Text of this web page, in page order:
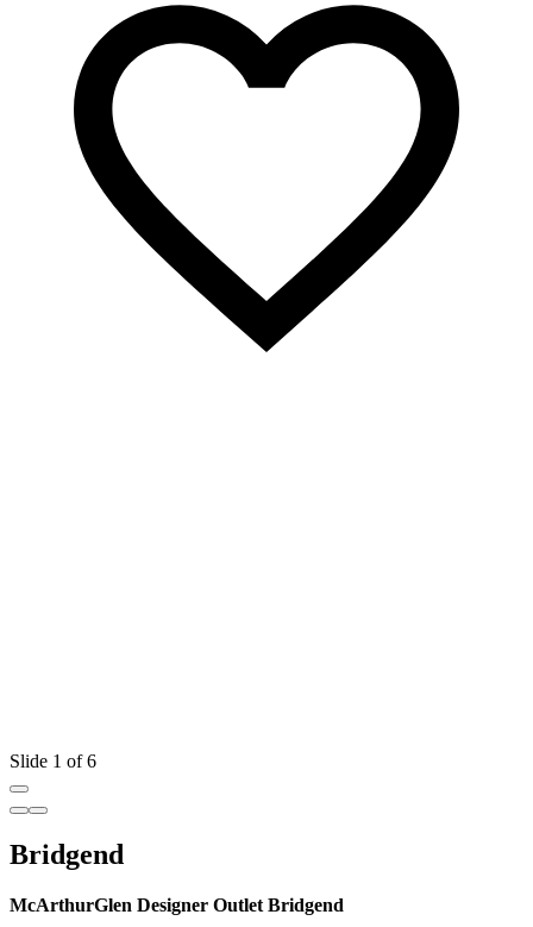
Slide 1 of 6
Bridgend
McArthurGlen Designer Outlet Bridgend